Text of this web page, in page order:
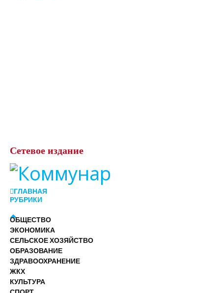
Сетевое издание
ГЛАВНАЯ
РУБРИКИ
ОБЩЕСТВО
ЭКОНОМИКА
СЕЛЬСКОЕ ХОЗЯЙСТВО
ОБРАЗОВАНИЕ
ЗДРАВООХРАНЕНИЕ
ЖКХ
КУЛЬТУРА